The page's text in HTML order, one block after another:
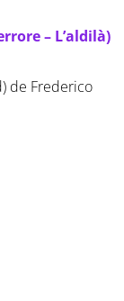
– L’aldilà)
de Frederico